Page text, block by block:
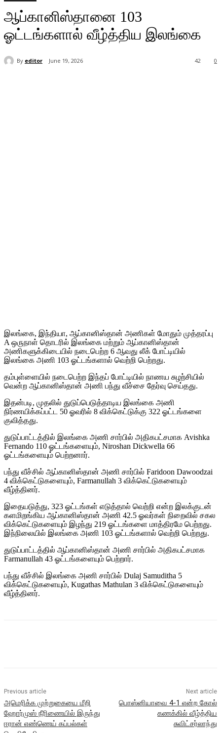
ஆப்கானிஸ்தானை 103
ஓட்டங்களால் வீழ்த்திய இலங்கை
By editor June 19, 2026 0
42
இலங்கை, இந்தியா, ஆப்கானிஸ்தான் அணிகள் மோதும் முத்தரப்பு
A ஒருநாள் தொடரில் இலங்கை மற்றும் ஆப்கானிஸ்தான்
அணிகளுக்கிடையில் நடைபெற்ற 6 ஆவது லீக் போட்டியில்
இலங்கை அணி 103 ஓட்டங்களால் வெற்றி பெற்றது.
தம்புள்ளையில் நடைபெற்ற இந்தப் போட்டியில் நாணய சுழற்சியில்
வென்ற ஆப்கானிஸ்தான் அணி பந்து வீச்சை தேர்வு செய்தது.
இதன்படி, முதலில் துடுப்பெடுத்தாடிய இலங்கை அணி
நிர்ணயிக்கப்பட்ட 50 ஓவரில் 8 விக்கெட்டுக்கு 322 ஓட்டங்களை
குவித்தது.
துடுப்பாட்டத்தில் இலங்கை அணி சார்பில் அதிகபட்சமாக Avishka
Fernando 110 ஓட்டங்களையும், Niroshan Dickwella 66
ஓட்டங்களையும் பெற்றனார்.
பந்து வீச்சில் ஆப்கானிஸ்தான் அணி சார்பில் Faridoon Dawoodzai
4 விக்கெட்டுகளையும், Farmanullah 3 விக்கெட்டுகளையும்
வீழ்த்தினர்.
இதையடுத்து, 323 ஓட்டங்கள் எடுத்தால் வெற்றி என்ற இலக்குடன்
களமிறங்கிய ஆப்கானிஸ்தான் அணி 42.5 ஓவர்கள் நிறைவில் சகல
விக்கெட்டுகளையும் இழந்து 219 ஓட்டங்களை மாத்திரமே பெற்றது.
இந்நிலையில் இலங்கை அணி 103 ஓட்டங்களால் வெற்றி பெற்றது.
துடுப்பாட்டத்தில் ஆப்கானிஸ்தான் அணி சார்பில் அதிகபட்சமாக
Farmanullah 43 ஓட்டங்களையும் பெற்றார்.
பந்து வீச்சில் இலங்கை அணி சார்பில் Dulaj Samuditha 5
விக்கெட்டுகளையும், Kugathas Mathulan 3 விக்கெட்டுகளையும்
வீழ்த்தினர்.
Previous article
அமெரிக்க முற்றுகையை மீறி
ஹோர்முஸ் நீரிணையில் இருந்து
ஈரான் எண்ணெய் கப்பல்கள்
Next article
பொஸ்னியாவை 4-1 என்ற கோல்
கணக்கில் வீழ்த்திய
சுவிட்சர்லாந்து